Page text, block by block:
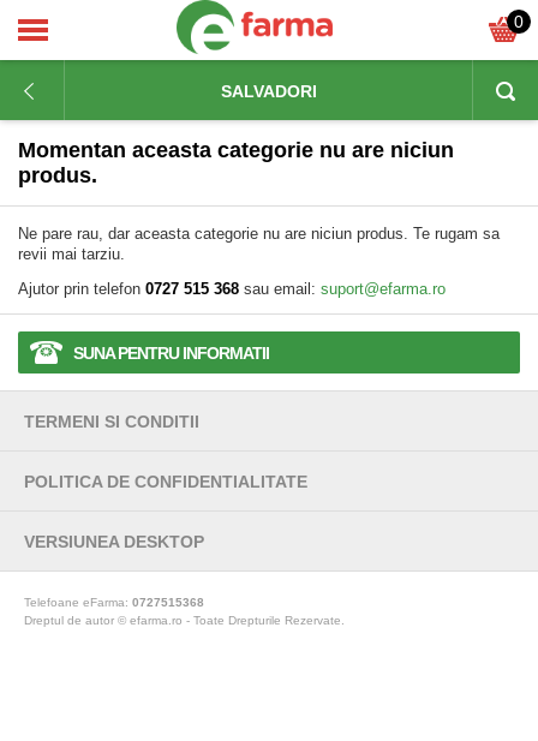
0
SALVADORI
Momentan aceasta categorie nu are niciun
produs.
Ne pare rau, dar aceasta categorie nu are niciun produs. Te rugam sa
revii mai tarziu.
Ajutor prin telefon 0727 515 368 sau email: suport@efarma.ro
SUNA PENTRU INFORMATII
TERMENI SI CONDITII
POLITICA DE CONFIDENTIALITATE
VERSIUNEA DESKTOP
Telefoane eFarma: 0727515368
Dreptul de autor © efarma.ro - Toate Drepturile Rezervate.